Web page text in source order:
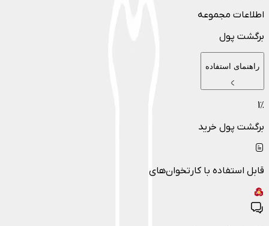
اطلاعات مجموعه
برگشت پول
راهنمای استفاده
1٪
برگشت پول خرید
قابل استفاده با کارتخوان‌های